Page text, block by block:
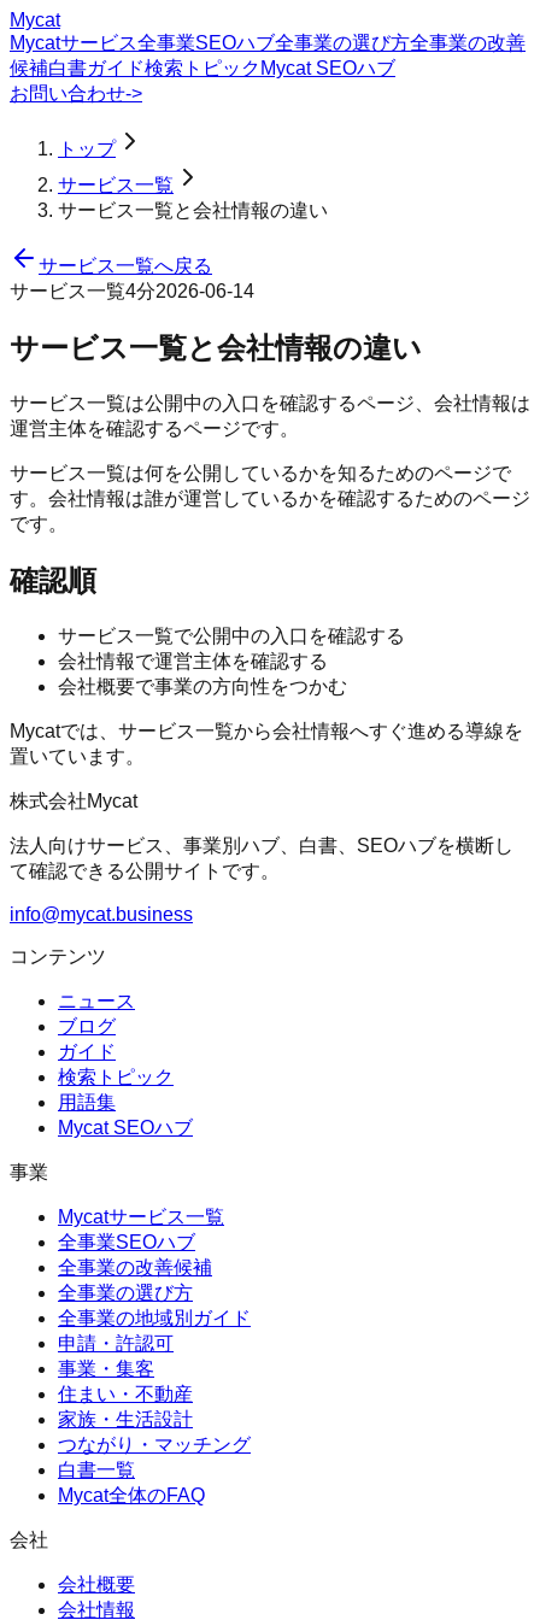
Mycat
Mycatサービス全事業SEOハブ全事業の選び方全事業の改善
候補白書ガイド検索トピック Mycat SEOハブ
お問い合わせ->
トップ
サービス一覧
サービス一覧と会社情報の違い
サービス一覧へ戻る
サービス一覧4分2026-06-14
サービス一覧と会社情報の違い
サービス一覧は公開中の入口を確認するページ、会社情報は
運営主体を確認するページです。
サービス一覧は何を公開しているかを知るためのページで
す。会社情報は誰が運営しているかを確認するためのページ
です。
確認順
サービス一覧で公開中の入口を確認する
会社情報で運営主体を確認する
会社概要で事業の方向性をつかむ
Mycatでは、サービス一覧から会社情報へすぐ進める導線を
置いています。
株式会社Mycat
法人向けサービス、事業別ハブ、白書、SEOハブを横断し
て確認できる公開サイトです。
info@mycat.business
コンテンツ
ニュース
ブログ
ガイド
検索トピック
用語集
Mycat SEOハブ
事業
Mycatサービス一覧
全事業SEOハブ
全事業の改善候補
全事業の選び方
全事業の地域別ガイド
申請・許認可
事業・集客
住まい・不動産
家族・生活設計
つながり・マッチング
白書一覧
Mycat全体のFAQ
会社
会社概要
会社情報